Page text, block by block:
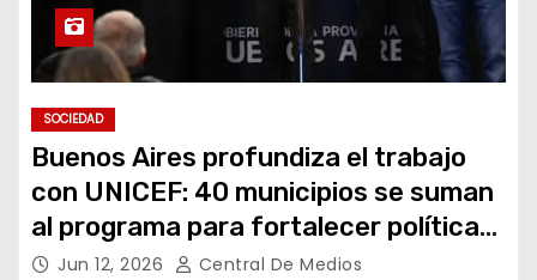
SOCIEDAD
Buenos Aires profundiza el trabajo
con UNICEF: 40 municipios se suman
al programa para fortalecer políticas
de niñez
Jun 12, 2026 Central De Medios